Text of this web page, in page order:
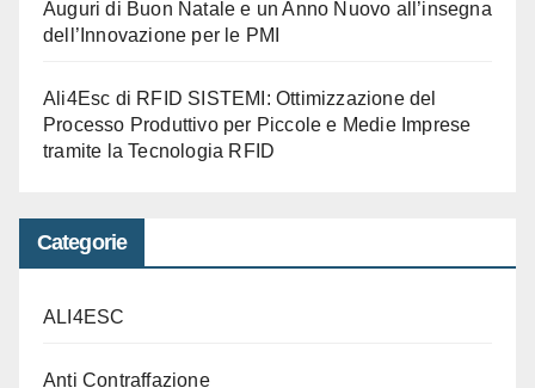
Auguri di Buon Natale e un Anno Nuovo all’insegna
dell’Innovazione per le PMI
Ali4Esc di RFID SISTEMI: Ottimizzazione del
Processo Produttivo per Piccole e Medie Imprese
tramite la Tecnologia RFID
Categorie
ALI4ESC
Anti Contraffazione